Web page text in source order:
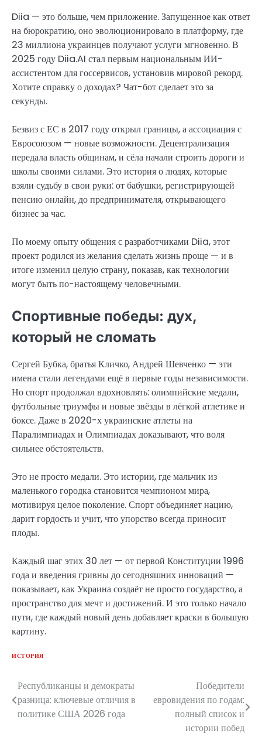
Diia — это больше, чем приложение. Запущенное как ответ
на бюрократию, оно эволюционировало в платформу, где
23 миллиона украинцев получают услуги мгновенно. В
2025 году Diia.AI стал первым национальным ИИ-
ассистентом для госсервисов, установив мировой рекорд.
Хотите справку о доходах? Чат-бот сделает это за
секунды.
Безвиз с ЕС в 2017 году открыл границы, а ассоциация с
Евросоюзом — новые возможности. Децентрализация
передала власть общинам, и сёла начали строить дороги и
школы своими силами. Это история о людях, которые
взяли судьбу в свои руки: от бабушки, регистрирующей
пенсию онлайн, до предпринимателя, открывающего
бизнес за час.
По моему опыту общения с разработчиками Diia, этот
проект родился из желания сделать жизнь проще — и в
итоге изменил целую страну, показав, как технологии
могут быть по-настоящему человечными.
Спортивные победы: дух,
который не сломать
Сергей Бубка, братья Кличко, Андрей Шевченко — эти
имена стали легендами ещё в первые годы независимости.
Но спорт продолжал вдохновлять: олимпийские медали,
футбольные триумфы и новые звёзды в лёгкой атлетике и
боксе. Даже в 2020-х украинские атлеты на
Паралимпиадах и Олимпиадах доказывают, что воля
сильнее обстоятельств.
Это не просто медали. Это истории, где мальчик из
маленького городка становится чемпионом мира,
мотивируя целое поколение. Спорт объединяет нацию,
дарит гордость и учит, что упорство всегда приносит
плоды.
Каждый шаг этих 30 лет — от первой Конституции 1996
года и введения гривны до сегодняшних инноваций —
показывает, как Украина создаёт не просто государство, а
пространство для мечт и достижений. И это только начало
пути, где каждый новый день добавляет краски в большую
картину.
ИСТОРИЯ
Навигация
по
Республиканцы и демократы
разница: ключевые отличия в
политике США 2026 года
Победители
евровидения по годам:
полный список и
истории побед